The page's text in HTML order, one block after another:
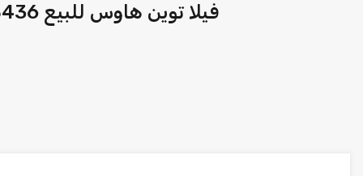
فيلا توين هاوس للبيع 436م كمبوند الورود تسهيلات 7 سنوات